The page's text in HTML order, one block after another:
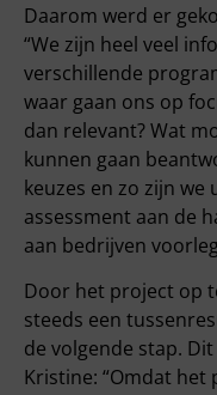
Daarom werd er
“We zijn heel veel
verschillende
waar gaan ons op
dan relevant? Wat
kunnen gaan
keuzes en zo zijn we
assessment aan de
aan bedrijven
Door het project op
steeds een
de volgende stap.
Kristine: “Omdat